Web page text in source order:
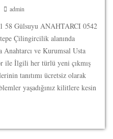
admin
58 Gülsuyu ANAHTARCI 0542
Çilingircilik alanında
Anahtarcı ve Kurumsal Usta
ile İlgili her türlü yeni çıkmış
tanıtımı ücretsiz olarak
yaşadığınız kilitlere kesin